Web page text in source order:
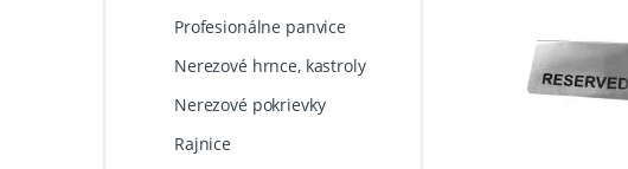
Profesionálne panvice
Nerezové hrnce, kastroly
Nerezové pokrievky
Rajnice